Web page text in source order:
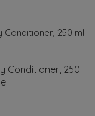
Conditioner, 250